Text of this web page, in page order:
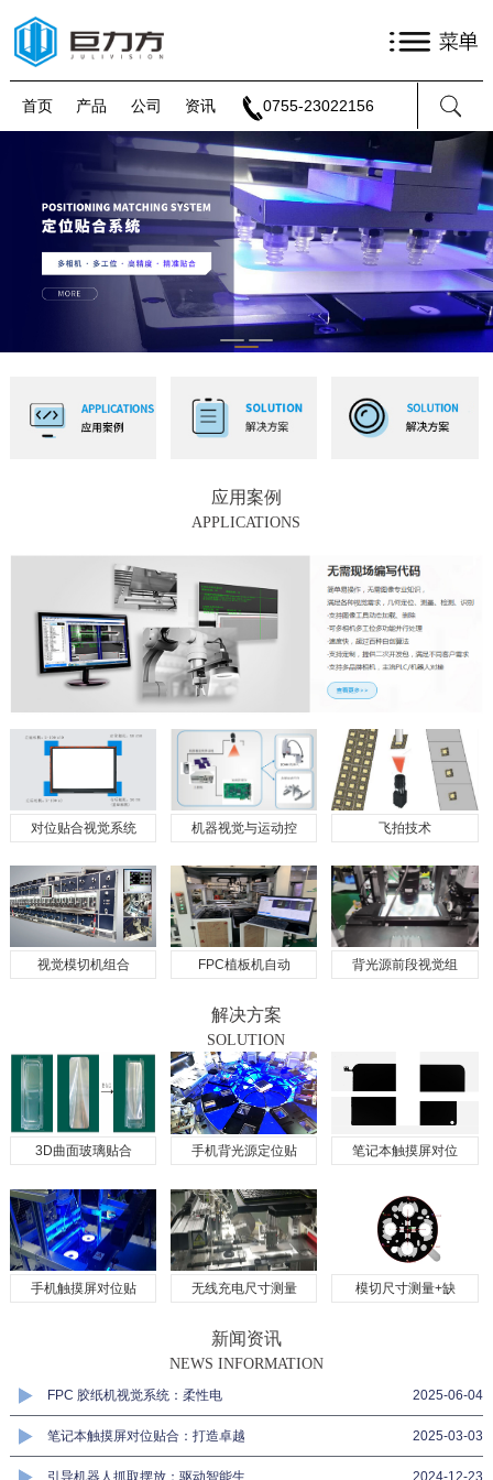
首页 产品 公司 资讯 0755-23022156
应用案例
APPLICATIONS
对位贴合视觉系统 机器视觉与运动控 飞拍技术
视觉模切机组合 FPC植板机自动 背光源前段视觉组
解决方案
SOLUTION
3D曲面玻璃贴合 手机背光源定位贴 笔记本触摸屏对位
手机触摸屏对位贴 无线充电尺寸测量 模切尺寸测量+缺
新闻资讯
NEWS INFORMATION
FPC 胶纸机视觉系统：柔性电 2025-06-04
笔记本触摸屏对位贴合：打造卓越 2025-03-03
引导机器人抓取摆放：驱动智能生 2024-12-23